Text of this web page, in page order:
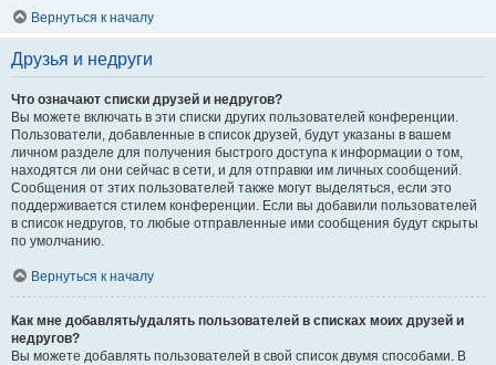
Вернуться к началу
Друзья и недруги
Что означают списки друзей и недругов?
Вы можете включать в эти списки других пользователей конференции.
Пользователи, добавленные в список друзей, будут указаны в вашем
личном разделе для получения быстрого доступа к информации о том,
находятся ли они сейчас в сети, и для отправки им личных сообщений.
Сообщения от этих пользователей также могут выделяться, если это
поддерживается стилем конференции. Если вы добавили пользователей
в список недругов, то любые отправленные ими сообщения будут скрыты
по умолчанию.
Вернуться к началу
Как мне добавлять/удалять пользователей в списках моих друзей и
недругов?
Вы можете добавлять пользователей в свой список двумя способами. В